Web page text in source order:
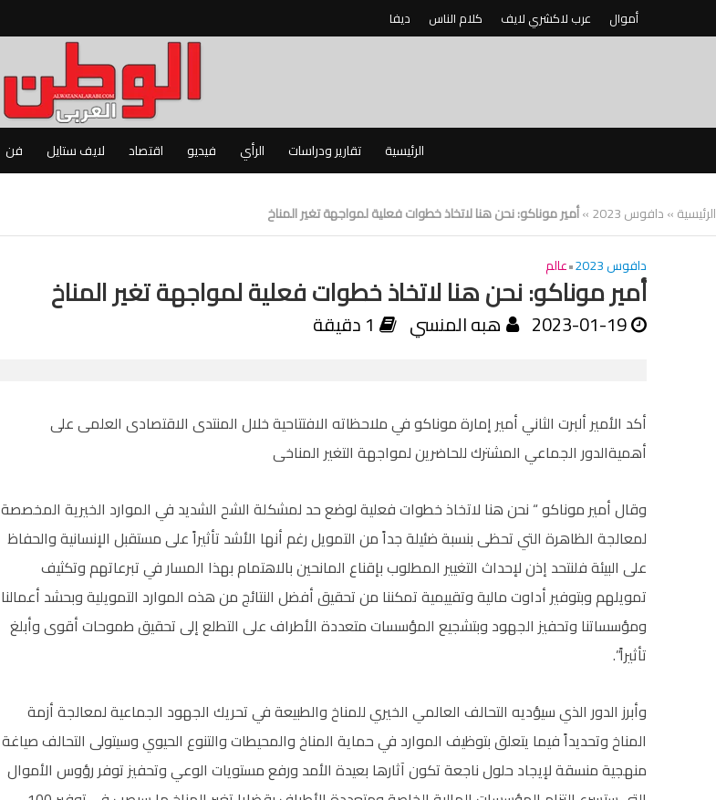
أموال عرب لاكشري لايف كلام الناس ديفا
الرئيسية تقارير ودراسات الرأي فيديو اقتصاد لايف ستايل فن
الرئيسية»دافوس 2023 »أمير موناكو: نحن هنا لاتخاذ خطوات فعلية لمواجهة تغير المناخ
دافوس 2023 •عالم
أمير موناكو: نحن هنا لاتخاذ خطوات فعلية لمواجهة تغير المناخ
2023-01-19 هبه المنسي 1 دقيقة
أكد الأمير ألبرت الثاني أمير إمارة موناكو في ملاحظاته الافتتاحية خلال المنتدى الاقتصادى العلمى على
أهميةالدور الجماعي المشترك للحاضرين لمواجهة التغير المناخى
وقال أمير موناكو “ نحن هنا لاتخاذ خطوات فعلية لوضع حد لمشكلة الشح الشديد في الموارد الخيرية المخصصة
لمعالجة الظاهرة التي تحظى بنسبة ضئيلة جداً من التمويل رغم أنها الأشد تأثيراً على مستقبل الإنسانية والحفاظ
على البيئة فلنتحد إذن لإحداث التغيير المطلوب بإقناع المانحين بالاهتمام بهذا المسار في تبرعاتهم وتكثيف
تمويلهم وبتوفير أداوت مالية وتقييمية تمكننا من تحقيق أفضل النتائج من هذه الموارد التمويلية وبحشد أعمالنا
ومؤسساتنا وتحفيز الجهود وبتشجيع المؤسسات متعددة الأطراف على التطلع إلى تحقيق طموحات أقوى وأبلغ
تأثيراً”.
وأبرز الدور الذي سيؤديه التحالف العالمي الخيري للمناخ والطبيعة في تحريك الجهود الجماعية لمعالجة أزمة
المناخ وتحديداً فيما يتعلق بتوظيف الموارد في حماية المناخ والمحيطات والتنوع الحيوي وسيتولى التحالف صياغة
منهجية منسقة لإيجاد حلول ناجعة تكون آثارها بعيدة الأمد ورفع مستويات الوعي وتحفيز توفر رؤوس الأموال